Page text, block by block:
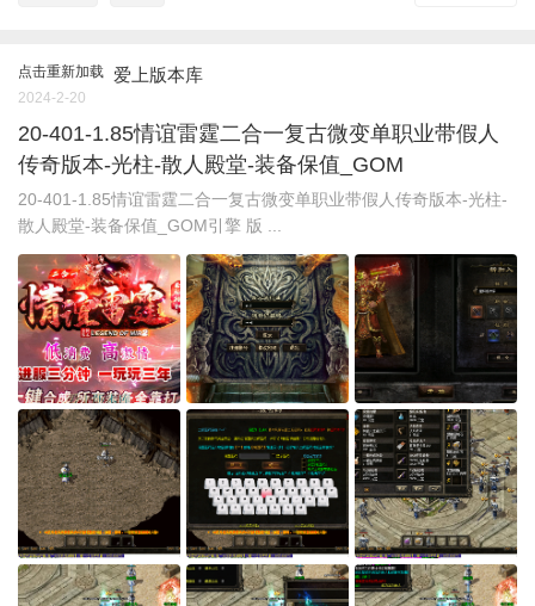
点击重新加载 爱上版本库
2024-2-20
20-401-1.85情谊雷霆二合一复古微变单职业带假人
传奇版本-光柱-散人殿堂-装备保值_GOM
20-401-1.85情谊雷霆二合一复古微变单职业带假人传奇版本-光柱-
散人殿堂-装备保值_GOM引擎 版 ...